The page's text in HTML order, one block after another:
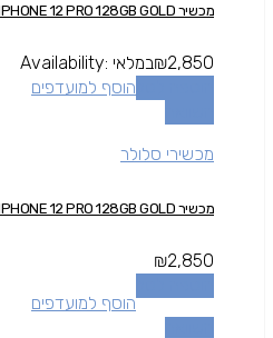
מכשיר IPHONE 12 PRO 128GB GOLD
₪2,850
Availability: במלאי
הוסף למועדפים
מכשירי סלולר
מכשיר IPHONE 12 PRO 128GB GOLD
₪2,850
הוסף למועדפים